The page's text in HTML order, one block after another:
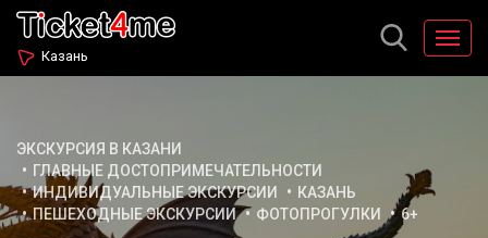
Казань
ЭКСКУРСИЯ В КАЗАНИ
ГЛАВНЫЕ ДОСТОПРИМЕЧАТЕЛЬНОСТИ
ИНДИВИДУАЛЬНЫЕ ЭКСКУРСИИ
КАЗАНЬ
ПЕШЕХОДНЫЕ ЭКСКУРСИИ
ФОТОПРОГУЛКИ 6+